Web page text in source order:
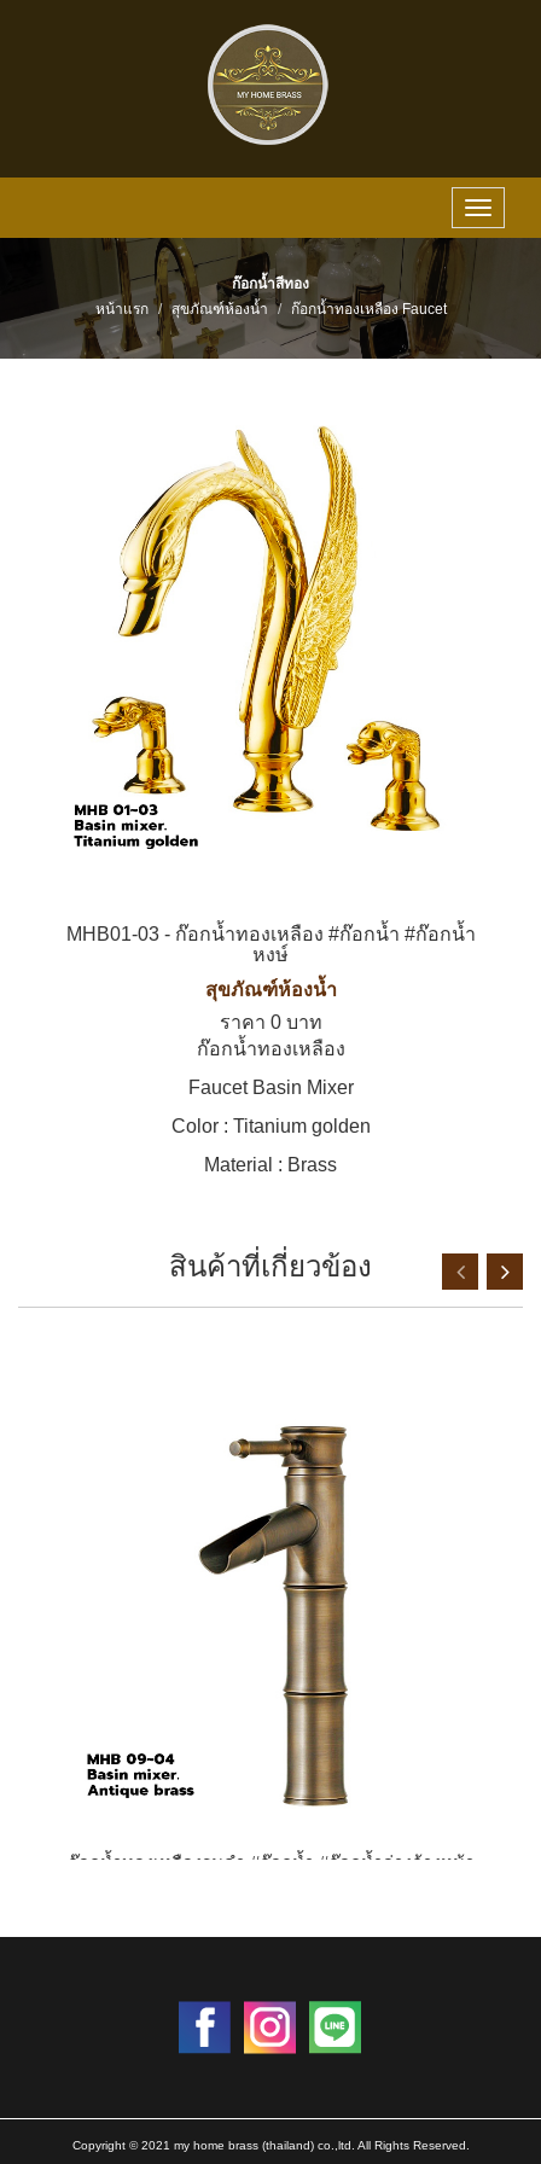
Toggle
ก๊อกน้ำสีทอง
หน้าแรก
สุขภัณฑ์ห้องน้ำ ก๊อกน้ำทองเหลือง Faucet
MHB01-03 - ก๊อกน้ำทองเหลือง #ก๊อกน้ำ #ก๊อกน้ำ
หงษ์
สุขภัณฑ์ห้องน้ำ
ราคา 0 บาท
ก๊อกน้ำทองเหลือง
Faucet Basin Mixer
Color : Titanium golden
Material : Brass
สินค้าที่เกี่ยวข้อง
ก๊อกน้ำทองเหลืองรมดำ #ก๊อกน้ำ #ก๊อกน้ำอ่างล้างหน้า
Copyright © 2021 my home brass (thailand) co.,ltd. All Rights Reserved.